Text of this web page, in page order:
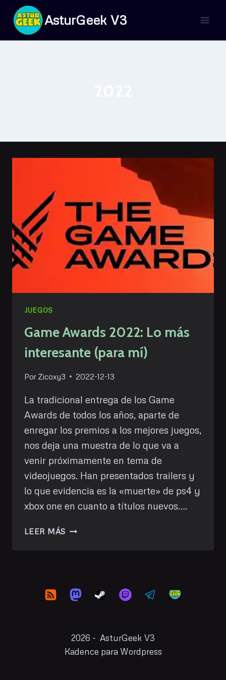
Saltar
contenido
AsturGeek V3
JUEGOS
Game Awards 2022: Lo más
interesante (para mí)
Por Zicoxy3 2022-12-13
La tradicional entrega de los Game
Awards de todos los años, aparte de
enregar los premios a los mejores juegos,
nos deja una muestra de lo que va a
venir próximamente en tema de
videojuegos. Han presentados trailers y
lo que evidencia es la «muerte» de ps4 y
xbox one en cuanto a títulos nuevos….
LEER MÁS GAME
INTERESANTE
(PARA
2026 - AsturGeek V3
Kadence para Wordpress